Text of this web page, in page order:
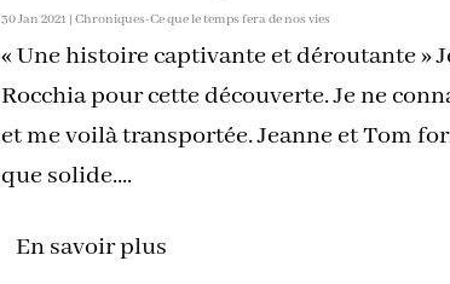
30 Jan 2021 | Chroniques-Ce que le temps fera de nos vies
« Une histoire captivante et déroutante »
Rocchia pour cette découverte. Je ne
et me voilà transportée. Jeanne et Tom
que solide....
En savoir plus